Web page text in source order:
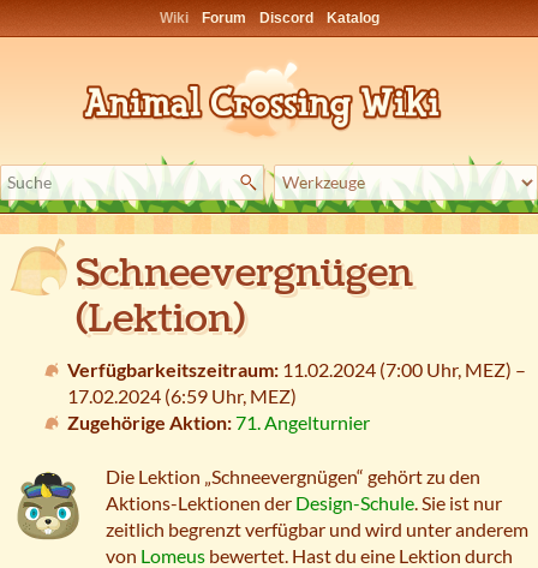
Wiki Forum Discord Katalog
Schneevergnügen
(Lektion)
Verfügbarkeitszeitraum: 11.02.2024 (7:00 Uhr, MEZ) –
17.02.2024 (6:59 Uhr, MEZ)
Zugehörige Aktion:71. Angelturnier
Die Lektion „Schneevergnügen“ gehört zu den
Aktions-Lektionen der Design-Schule . Sie ist nur
zeitlich begrenzt verfügbar und wird unter anderem
von Lomeus bewertet. Hast du eine Lektion durch